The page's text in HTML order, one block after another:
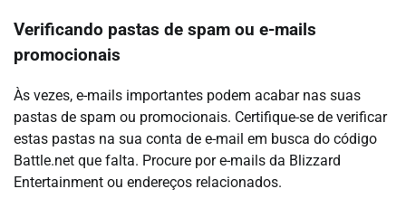
Verificando pastas de spam ou e-mails
promocionais
Às vezes, e-mails importantes podem acabar nas suas
pastas de spam ou promocionais. Certifique-se de verificar
estas pastas na sua conta de e-mail em busca do código
Battle.net que falta. Procure por e-mails da Blizzard
Entertainment ou endereços relacionados.